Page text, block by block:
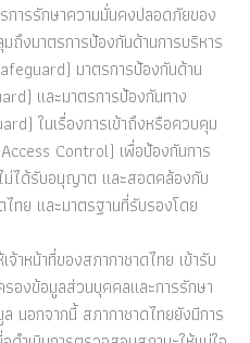
การรักษาความมั่นคงปลอดภัยของ
งมาตรการป้องกันด้านการบริหาร
มาตรการป้องกันด้าน
และมาตรการป้องกันทาง
ในเรื่องการเข้าถึงหรือควบคุม
Control) เพื่อป้องกันการ
ม่ได้รับอนุญาต และสอดคล้องกับ
ไทย และมาตรฐานที่รับรองโดย
าหน้าที่ของสภากาชาดไทย เข้ารับ
องข้อมูลส่วนบุคคลและการรักษา
นอกจากนี้ สภากาชาดไทยยังมีการ